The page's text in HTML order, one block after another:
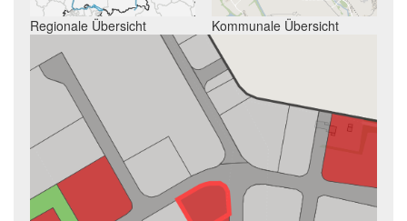
Regionale Übersicht Kommunale Übersicht